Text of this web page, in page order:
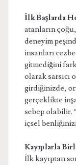
İlk Başlarda
atanların
deneyim
insanları
gitmediğini
olarak
girdiğinizde,
gerçeklikte
sebep olabilir.
içsel
Kayıplarla
İlk kayıptan